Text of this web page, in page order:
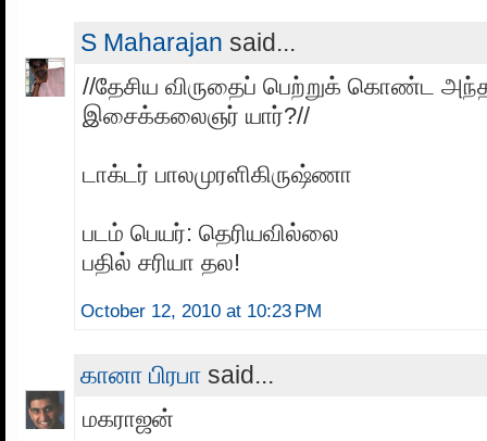
S Maharajan said...
//தேசிய விருதைப் பெற்றுக் கொண்ட
இசைக்கலைஞர் யார்?//
டாக்டர் பாலமுரளிகிருஷ்ணா
படம் பெயர்: தெரியவில்லை
பதில் சரியா தல!
October 12, 2010 at 10:23 PM
கானா பிரபா said...
மகராஜன்